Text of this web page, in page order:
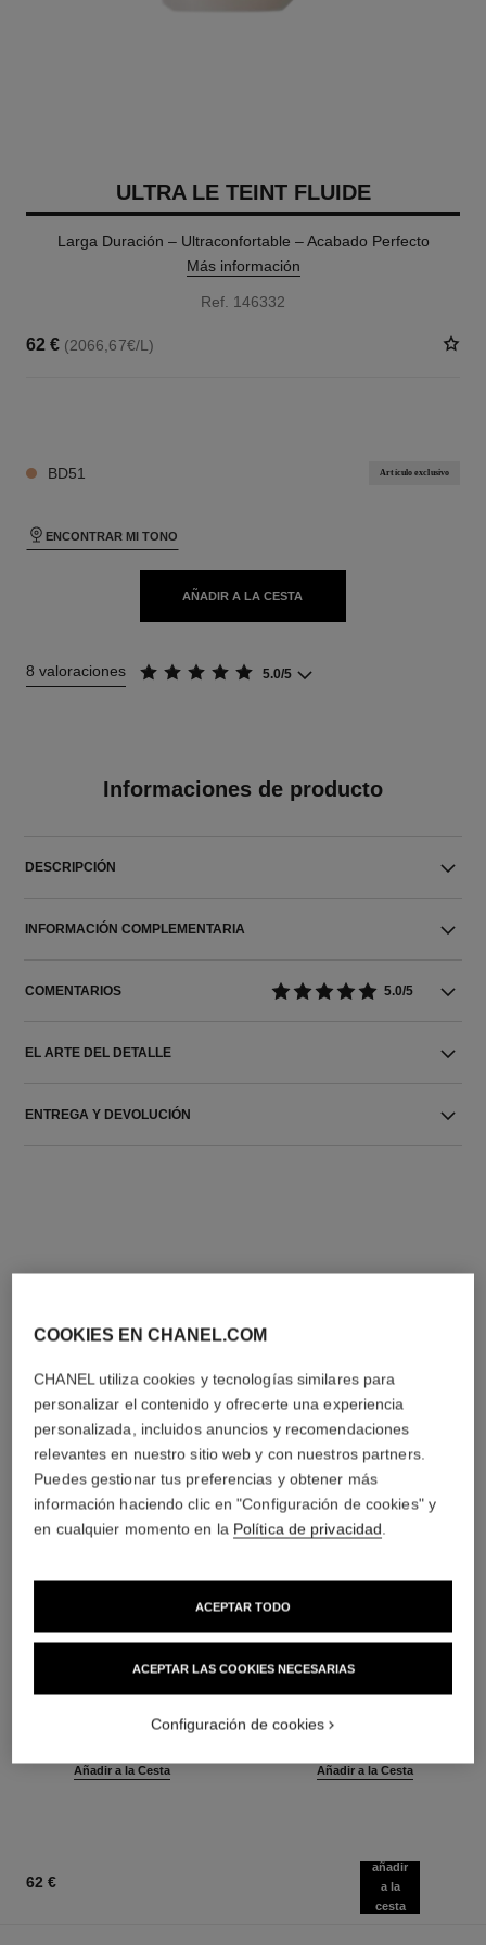
ULTRA LE TEINT FLUIDE
Larga Duración – Ultraconfortable – Acabado Perfecto
Más información
Ref. 146332
62 € (2066,67€/L)
BD51 Artículo exclusivo
ENCONTRAR MI TONO
AÑADIR A LA CESTA
8 valoraciones 5.0/5
Informaciones de producto
DESCRIPCIÓN
INFORMACIÓN COMPLEMENTARIA
COMENTARIOS 5.0/5
EL ARTE DEL DETALLE
ENTREGA Y DEVOLUCIÓN
baume essentiel
Stick Iluminador Multiusos
8 tonos disponibles
Añadir a la Cesta
joues contraste intense
Colorete Crema Empolvada
Ref. 168242
5 tonos disponibles
Añadir a la Cesta
62 €
añadir
a la
cesta
COOKIES EN CHANEL.COM
CHANEL utiliza cookies y tecnologías similares para
personalizar el contenido y ofrecerte una experiencia
personalizada, incluidos anuncios y recomendaciones
relevantes en nuestro sitio web y con nuestros partners.
Puedes gestionar tus preferencias y obtener más
información haciendo clic en "Configuración de cookies" y
en cualquier momento en la Política de privacidad.
ACEPTAR LAS COOKIES NECESARIAS
ACEPTAR TODO
Configuración de cookies